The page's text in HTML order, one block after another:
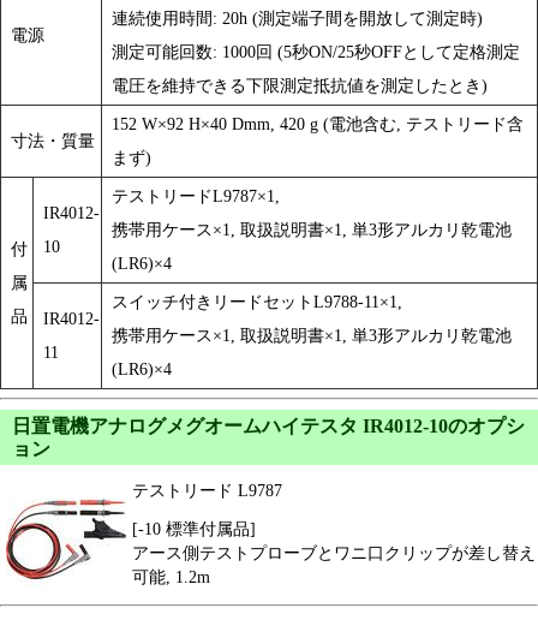
電源
連続使用時間: 20h (測定端子間を開放して測定時)
測定可能回数: 1000回 (5秒ON/25秒OFFとして定格測定
電圧を維持できる下限測定抵抗値を測定したとき)
寸法・質量
152 W×92 H×40 Dmm, 420 g (電池含む, テストリード含
まず)
付
属
品
IR4012-
10
テストリードL9787×1,
携帯用ケース×1, 取扱説明書×1, 単3形アルカリ乾電池
(LR6)×4
IR4012-
11
スイッチ付きリードセットL9788-11×1,
携帯用ケース×1, 取扱説明書×1, 単3形アルカリ乾電池
(LR6)×4
日置電機アナログメグオームハイテスタ IR4012-10のオプシ
ョン
テストリード L9787
[-10 標準付属品]
アース側テストプローブとワニ口クリップが差し替え
可能, 1.2m